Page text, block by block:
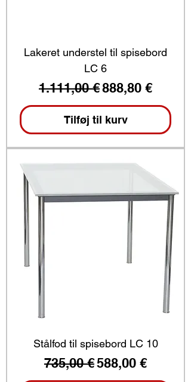
Lakeret understel til spisebord
LC 6
Regulær pris
1.111,00 €Salgspris
888,80 €
Tilføj til kurv
Stålfod til spisebord LC 10
Regulær pris
735,00 €Salgspris
588,00 €